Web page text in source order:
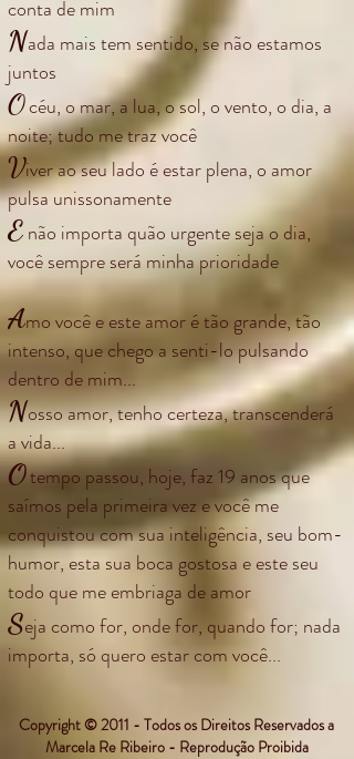
conta de mim
Nada mais tem sentido, se não estamos
juntos
Océu, o mar, a lua, o sol, o vento, o dia, a
noite; tudo me traz você
Viver ao seu lado é estar plena, o amor
pulsa unissonamente
Enão importa quão urgente seja o dia,
você sempre será minha prioridade
Amo você e este amor é tão grande, tão
intenso, que chego a senti-lo pulsando
dentro de mim...
Nosso amor, tenho certeza, transcenderá
a vida...
Otempo passou, hoje, faz 19 anos que
saímos pela primeira vez e você me
conquistou com sua inteligência, seu bom-
humor, esta sua boca gostosa e este seu
todo que me embriaga de amor
Seja como for, onde for, quando for; nada
importa, só quero estar com você...
Copyright © 2011 - Todos os Direitos Reservados a
Marcela Re Ribeiro - Reprodução Proibida